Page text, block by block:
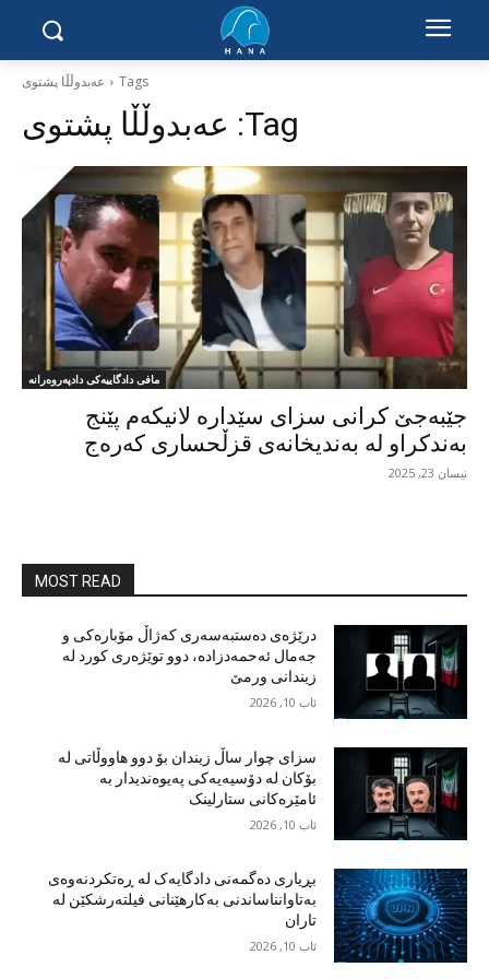
Tags عەبدوڵڵا پشتوی
Tag: عەبدوڵڵا پشتوی
مافی دادگاییەکی دادپەروەرانە
جێبەجێ کرانی سزای سێدارە لانیکەم پێنج
بەندکراو لە بەندیخانەی قزڵحساری کەرەج
نیسان 23, 2025
MOST READ
درێژەی دەستبەسەری کەژاڵ مۆبارەکی و
جەمال ئەحمەدزادە، دوو توێژەری کورد لە
زیندانی ورمێ
ئاب 10, 2026
سزای چوار ساڵ زیندان بۆ دوو هاووڵاتی لە
بۆکان لە دۆسیەیەکی پەیوەندیدار بە
ئامێرەکانی ستارلینک
ئاب 10, 2026
بڕیاری دەگمەنی دادگایەک لە ڕەتکردنەوەی
بەتاوانناساندنی بەکارهێنانی فیلتەرشکێن لە
تاران
ئاب 10, 2026